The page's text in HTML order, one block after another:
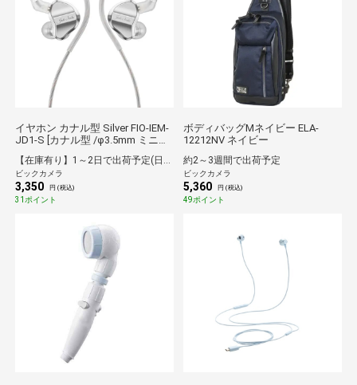
イヤホン カナル型 Silver FIO-IEM-
JD1-S [カナル型 /φ3.5mm ミニプ
【在庫有り】1～2日で出荷予定(日付指定可)
ビックカメラ
3,350 円 (税込)
31ポイント
ボディバッグMネイビー ELA-
12212NV ネイビー
約2～3週間で出荷予定
ビックカメラ
5,360 円 (税込)
49ポイント